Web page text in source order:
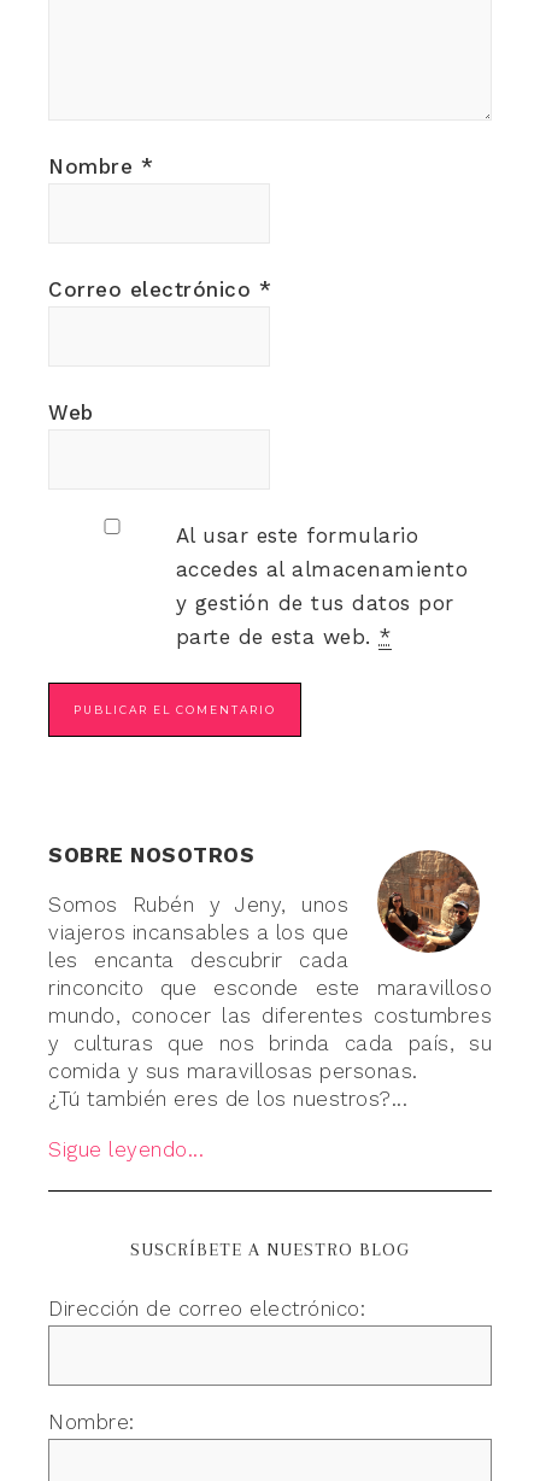
Nombre *
Correo electrónico *
Web
Al usar este formulario
accedes al almacenamiento
y gestión de tus datos por
parte de esta web. *
SOBRE NOSOTROS
Somos Rubén y Jeny, unos
viajeros incansables a los que
les encanta descubrir cada
rinconcito que esconde este maravilloso
mundo, conocer las diferentes costumbres
y culturas que nos brinda cada país, su
comida y sus maravillosas personas.
¿Tú también eres de los nuestros?...
Sigue leyendo...
SUSCRÍBETE A NUESTRO BLOG
Dirección de correo electrónico:
Nombre: